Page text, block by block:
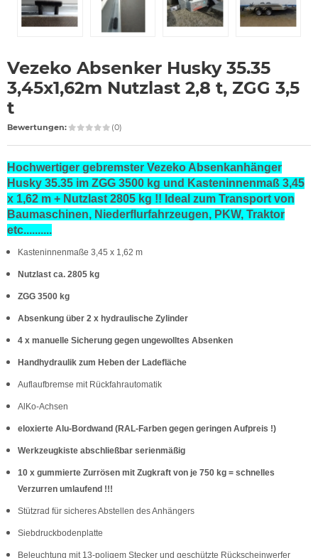
Vezeko Absenker Husky 35.35
3,45x1,62m Nutzlast 2,8 t, ZGG 3,5
t
Bewertungen: (0)
Hochwertiger gebremster Vezeko Absenkanhänger
Husky 35.35 im ZGG 3500 kg und Kasteninnenmaß 3,45
x 1,62 m + Nutzlast 2805 kg !! Ideal zum Transport von
Baumaschinen, Niederflurfahrzeugen, PKW, Traktor
etc..........
Kasteninnenmaße 3,45 x 1,62 m
Nutzlast ca. 2805 kg
ZGG 3500 kg
Absenkung über 2 x hydraulische Zylinder
4 x manuelle Sicherung gegen ungewolltes Absenken
Handhydraulik zum Heben der Ladefläche
Auflaufbremse mit Rückfahrautomatik
AlKo-Achsen
eloxierte Alu-Bordwand (RAL-Farben gegen geringen Aufpreis !)
Werkzeugkiste abschließbar serienmäßig
10 x gummierte Zurrösen mit Zugkraft von je 750 kg = schnelles
Verzurren umlaufend !!!
Stützrad für sicheres Abstellen des Anhängers
Siebdruckbodenplatte
Beleuchtung mit 13-poligem Stecker und geschützte Rückscheinwerfer